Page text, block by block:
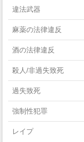
Visual And Performing
違法武器
麻薬の法律違反
酒の法律違反
殺人/非過失致死
過失致死
強制性犯罪
レイプ